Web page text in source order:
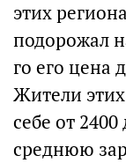
этих
подорожал
го его цена
Жители этих
себе от
среднюю